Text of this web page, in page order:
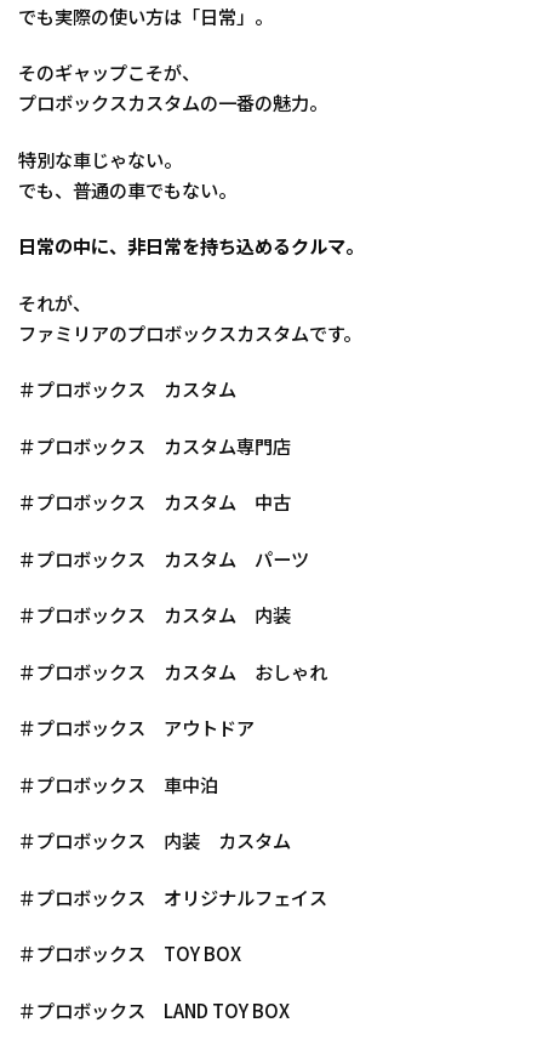
でも実際の使い方は「日常」。
そのギャップこそが、
プロボックスカスタムの一番の魅力。
特別な車じゃない。
でも、普通の車でもない。
日常の中に、非日常を持ち込めるクルマ。
それが、
ファミリアのプロボックスカスタムです。
＃プロボックス カスタム
＃プロボックス カスタム専門店
＃プロボックス カスタム 中古
＃プロボックス カスタム パーツ
＃プロボックス カスタム 内装
＃プロボックス カスタム おしゃれ
＃プロボックス アウトドア
＃プロボックス 車中泊
＃プロボックス 内装 カスタム
＃プロボックス オリジナルフェイス
＃プロボックス TOY BOX
＃プロボックス LAND TOY BOX